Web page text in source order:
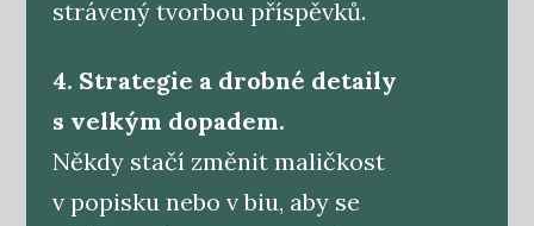
strávený tvorbou příspěvků.
4. Strategie a drobné detaily
s velkým dopadem.
Někdy stačí změnit maličkost
v popisku nebo v biu, aby se